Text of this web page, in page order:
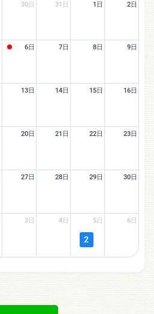
30日 31日 1日 2日
6日 7日 8日 9日
13日 14日 15日 16日
20日 21日 22日 23日
27日 28日 29日 30日
3日 4日 5日
2
6日